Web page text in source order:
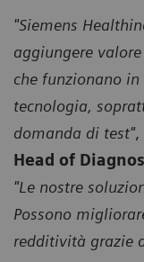
"Siemens
aggiungere
che funzionano
tecnologia,
domanda di test",
Head of
"Le nostre
Possono
redditività grazie